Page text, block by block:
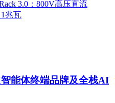
能体终端品牌及全栈AI